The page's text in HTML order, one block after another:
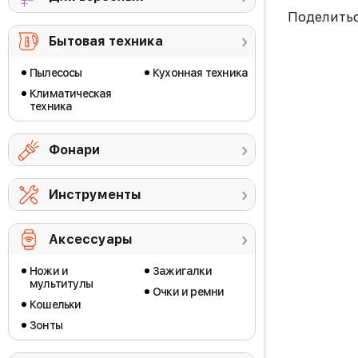
Бытовая техника
Пылесосы
Климатическая
техника
Кухонная техника
Фонари
Инструменты
Аксессуары
Ножи и
мультитулы
Кошельки
Зонты
Зажигалки
Очки и ремни